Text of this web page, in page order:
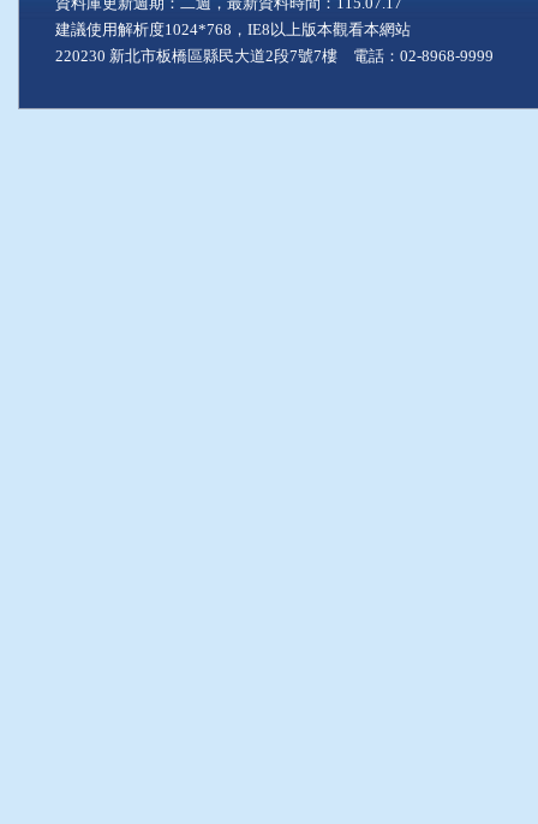
建議使用解析度1024*768，IE8以上版本觀看本網站
220230 新北市板橋區縣民大道2段7號7樓 電話：02-8968-9999